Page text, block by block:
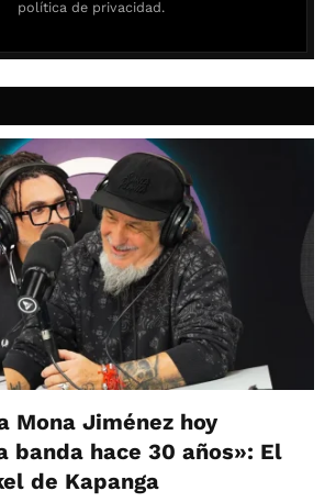
política de privacidad.
Mona Jiménez hoy
banda hace 30 años»: El
de Kapanga